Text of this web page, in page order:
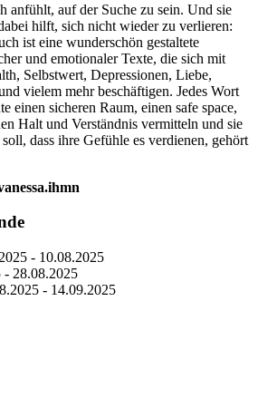
anfühlt, auf der Suche zu sein. Und sie
hilft, sich nicht wieder zu verlieren:
ist eine wunderschön gestaltete
und emotionaler Texte, die sich mit
Selbstwert, Depressionen, Liebe,
vielem mehr beschäftigen. Jedes Wort
einen sicheren Raum, einen safe space,
Halt und Verständnis vermitteln und sie
dass ihre Gefühle es verdienen, gehört
- 10.08.2025
- 28.08.2025
- 14.09.2025